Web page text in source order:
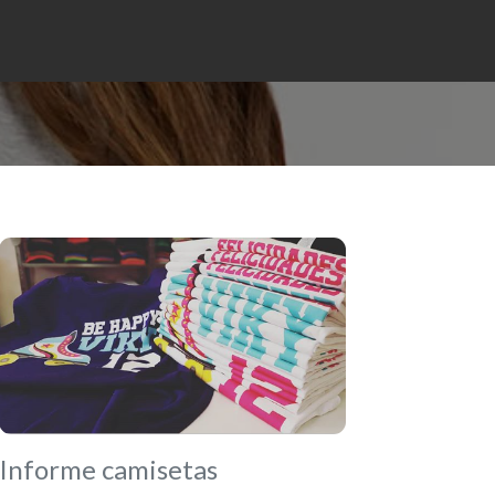
Informe camisetas